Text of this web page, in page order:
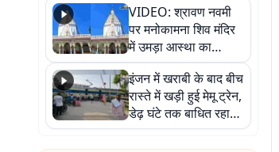
VIDEO: श्रावण नवमी
पर मनोकामना शिव मंदिर
में उमड़ा आस्था का
सैलाब, हर-हर महादेव के
जयघोष से गूंजा परिसर
इंजन में खराबी के बाद बीच
रास्ते में खड़ी हुई मेमू ट्रेन,
डेढ़ घंटे तक बाधित रहा
आवागमन